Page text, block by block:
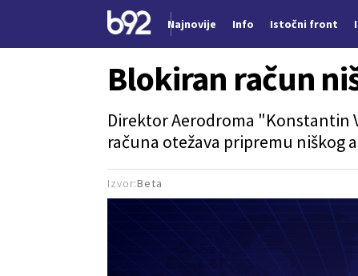
Najnovije Info Istočni front
Blokiran račun
Direktor Aerodroma "Konstantin
računa otežava pripremu niškog
Izvor:Beta